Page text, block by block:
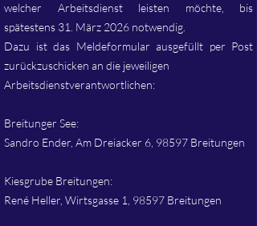
welcher Arbeitsdienst leisten möchte, bis
spätestens 31. März 2026 notwendig.
Dazu ist das Meldeformular ausgefüllt per Post
zurückzuschicken an die jeweiligen
Arbeitsdienstverantwortlichen:
Breitunger See:
Sandro Ender, Am Dreiacker 6, 98597 Breitungen
Kiesgrube Breitungen:
René Heller, Wirtsgasse 1, 98597 Breitungen